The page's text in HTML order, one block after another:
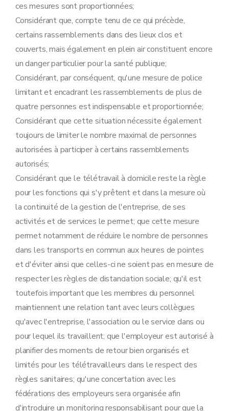
ces mesures sont proportionnées;
Considérant que, compte tenu de ce qui précède,
certains rassemblements dans des lieux clos et
couverts, mais également en plein air constituent encore
un danger particulier pour la santé publique;
Considérant, par conséquent, qu'une mesure de police
limitant et encadrant les rassemblements de plus de
quatre personnes est indispensable et proportionnée;
Considérant que cette situation nécessite également
toujours de limiter le nombre maximal de personnes
autorisées à participer à certains rassemblements
autorisés;
Considérant que le télétravail à domicile reste la règle
pour les fonctions qui s'y prêtent et dans la mesure où
la continuité de la gestion de l'entreprise, de ses
activités et de services le permet; que cette mesure
permet notamment de réduire le nombre de personnes
dans les transports en commun aux heures de pointes
et d'éviter ainsi que celles-ci ne soient pas en mesure de
respecter les règles de distanciation sociale; qu'il est
toutefois important que les membres du personnel
maintiennent une relation tant avec leurs collègues
qu'avec l'entreprise, l'association ou le service dans ou
pour lequel ils travaillent; que l'employeur est autorisé à
planifier des moments de retour bien organisés et
limités pour les télétravailleurs dans le respect des
règles sanitaires; qu'une concertation avec les
fédérations des employeurs sera organisée afin
d'introduire un monitoring responsabilisant pour que la